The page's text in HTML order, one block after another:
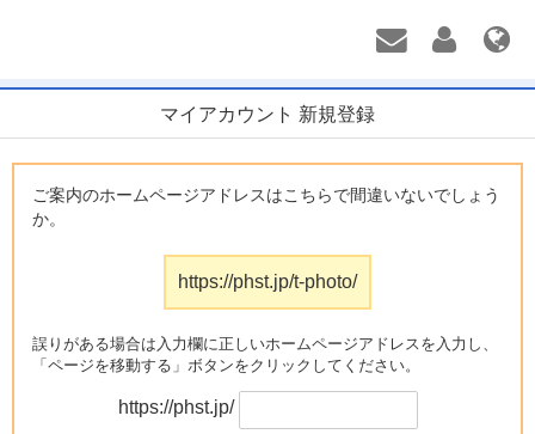
マイアカウント 新規登録
ご案内のホームページアドレスはこちらで間違いないでしょう
か。
https://phst.jp/t-photo/
誤りがある場合は入力欄に正しいホームページアドレスを入力し、
「ページを移動する」ボタンをクリックしてください。
https://phst.jp/